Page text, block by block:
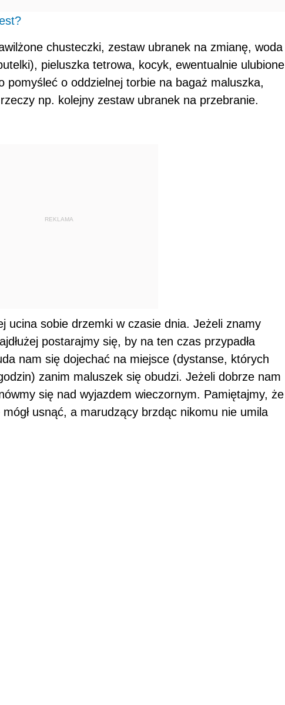
chusteczki, zestaw ubranek na zmianę, woda
pieluszka tetrowa, kocyk, ewentualnie ulubione
pomyśleć o oddzielnej torbie na bagaż maluszka,
np. kolejny zestaw ubranek na przebranie.
REKLAMA
ucina sobie drzemki w czasie dnia. Jeżeli znamy
postarajmy się, by na ten czas przypadła
nam się dojechać na miejsce (dystanse, których
zanim maluszek się obudzi. Jeżeli dobrze nam
się nad wyjazdem wieczornym. Pamiętajmy, że
usnąć, a marudzący brzdąc nikomu nie umila